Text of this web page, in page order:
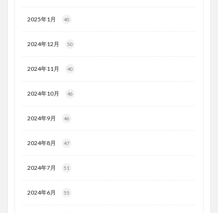
2025年1月 40
2024年12月 50
2024年11月 40
2024年10月 46
2024年9月 46
2024年8月 47
2024年7月 51
2024年6月 55